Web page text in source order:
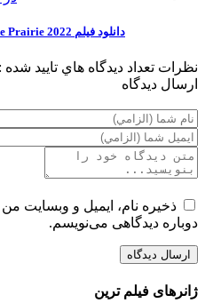
دانلود فیلم Terror on the Prairie 2022 وحشت در چمنزار
نظرات تعداد ديدگاه هاي تاييد شده :
ارسال ديدگاه
ذخیره نام، ایمیل و وبسایت
دوباره دیدگاهی می‌نویسم.
ژانرهای فیلم ترین